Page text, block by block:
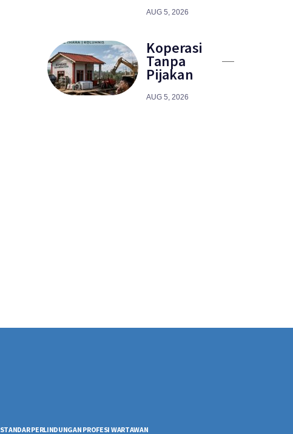
AUG 5, 2026
Koperasi
Tanpa
Pijakan
AUG 5, 2026
STANDAR PERLINDUNGAN PROFESI WARTAWAN